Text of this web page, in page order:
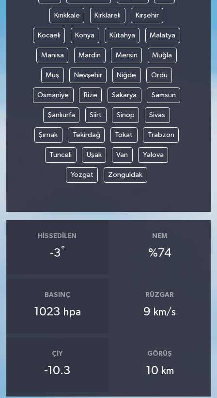
Kırıkkale Kırklareli Kırşehir
Kocaeli Konya Kütahya Malatya
Manisa Mardin Mersin Muğla
Muş Nevşehir Niğde Ordu
Osmaniye Rize Sakarya Samsun
Şanlıurfa Siirt Sinop Sivas
Şırnak Tekirdağ Tokat Trabzon
Tunceli Uşak Van Yalova
Yozgat Zonguldak
HISSEDILEN
-3°
NEM
%74
BASINÇ
1023 hpa
RÜZGAR
9 km/s
ÇIY
-10.3
GÖRÜŞ
10 km